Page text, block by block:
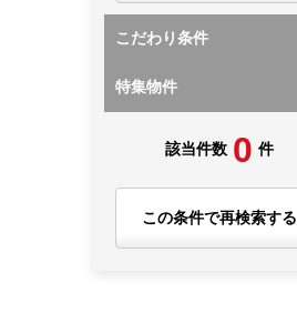
こだわり条件
特集物件
該当件数 0 件
この条件で再検索する